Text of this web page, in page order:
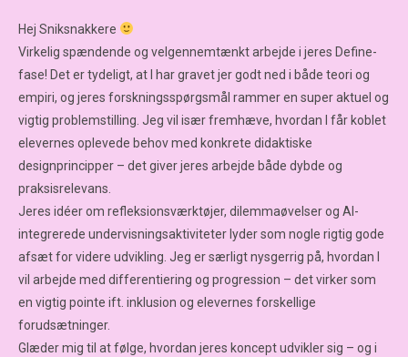
Hej Sniksnakkere
Virkelig spændende og velgennemtænkt arbejde i jeres Define-
fase! Det er tydeligt, at I har gravet jer godt ned i både teori og
empiri, og jeres forskningsspørgsmål rammer en super aktuel og
vigtig problemstilling. Jeg vil især fremhæve, hvordan I får koblet
elevernes oplevede behov med konkrete didaktiske
designprincipper – det giver jeres arbejde både dybde og
praksisrelevans.
Jeres idéer om refleksionsværktøjer, dilemmaøvelser og AI-
integrerede undervisningsaktiviteter lyder som nogle rigtig gode
afsæt for videre udvikling. Jeg er særligt nysgerrig på, hvordan I
vil arbejde med differentiering og progression – det virker som
en vigtig pointe ift. inklusion og elevernes forskellige
forudsætninger.
Glæder mig til at følge, hvordan jeres koncept udvikler sig – og i